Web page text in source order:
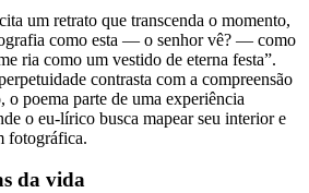
um retrato que transcenda o momento,
como esta — o senhor vê? — como
ria como um vestido de eterna festa”.
contrasta com a compreensão
o poema parte de uma experiência
o eu-lírico busca mapear seu interior e
fotográfica.
da vida